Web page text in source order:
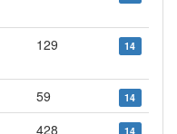
129 14
59 14
428 14